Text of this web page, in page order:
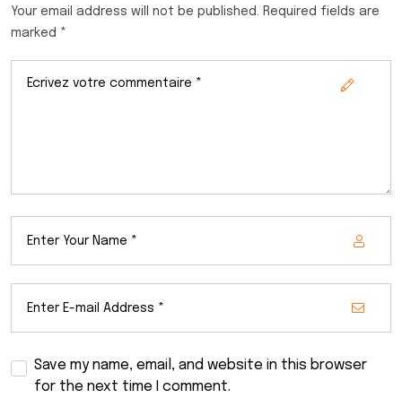
Your email address will not be published. Required fields are
marked *
Save my name, email, and website in this browser
for the next time I comment.